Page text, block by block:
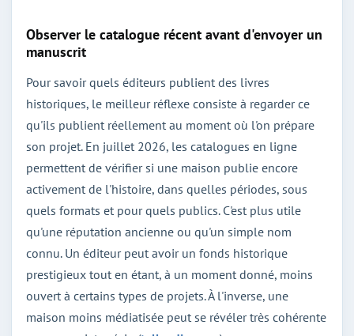
Observer le catalogue récent avant d'envoyer un
manuscrit
Pour savoir quels éditeurs publient des livres
historiques, le meilleur réflexe consiste à regarder ce
qu'ils publient réellement au moment où l'on prépare
son projet. En juillet 2026, les catalogues en ligne
permettent de vérifier si une maison publie encore
activement de l'histoire, dans quelles périodes, sous
quels formats et pour quels publics. C'est plus utile
qu'une réputation ancienne ou qu'un simple nom
connu. Un éditeur peut avoir un fonds historique
prestigieux tout en étant, à un moment donné, moins
ouvert à certains types de projets. À l'inverse, une
maison moins médiatisée peut se révéler très cohérente